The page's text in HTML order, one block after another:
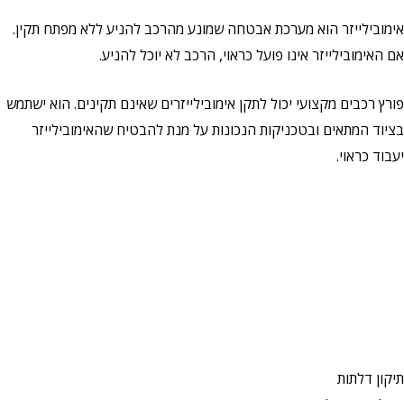
אימובילייזר הוא מערכת אבטחה שמונע מהרכב להניע ללא מפתח תקין.
אם האימובילייזר אינו פועל כראוי, הרכב לא יוכל להניע.
פורץ רכבים מקצועי יכול לתקן אימובילייזרים שאינם תקינים. הוא ישתמש
בציוד המתאים ובטכניקות הנכונות על מנת להבטיח שהאימובילייזר
יעבוד כראוי.
תיקון דלתות